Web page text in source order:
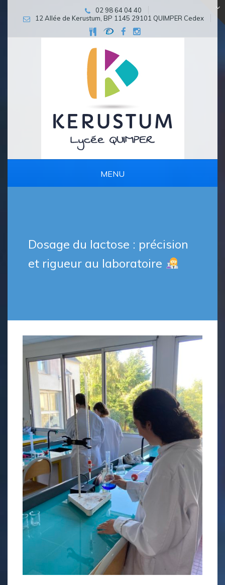
02 98 64 04 40
12 Allée de Kerustum, BP 1145 29101 QUIMPER Cedex
MENU
Dosage du lactose : précision
et rigueur au laboratoire